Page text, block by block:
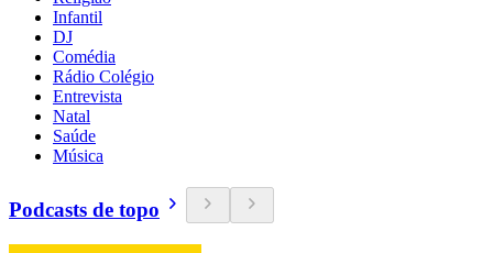
Infantil
DJ
Comédia
Rádio Colégio
Entrevista
Natal
Saúde
Música
Podcasts de topo